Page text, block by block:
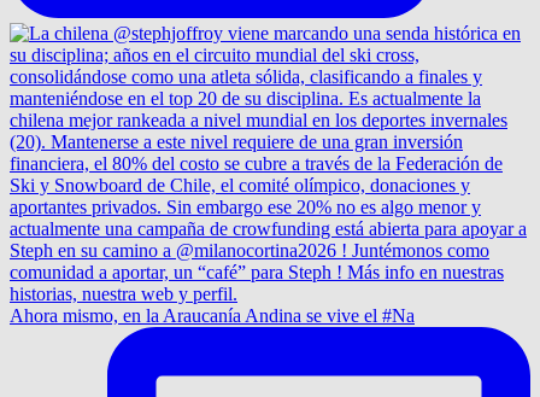
Ahora mismo, en la Araucanía Andina se vive el #Na